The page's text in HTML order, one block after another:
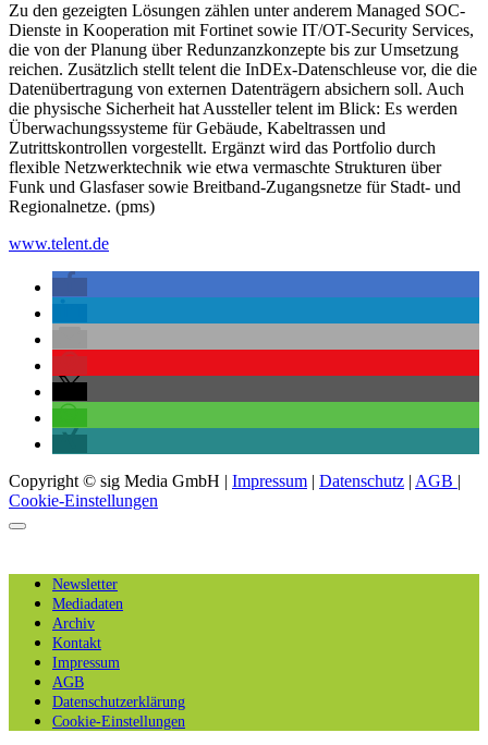
Zu den gezeigten Lösungen zählen unter anderem Managed SOC-
Dienste in Kooperation mit Fortinet sowie IT/OT-Security Services,
die von der Planung über Redunzanzkonzepte bis zur Umsetzung
reichen. Zusätzlich stellt telent die InDEx-Datenschleuse vor, die die
Datenübertragung von externen Datenträgern absichern soll. Auch
die physische Sicherheit hat Aussteller telent im Blick: Es werden
Überwachungssysteme für Gebäude, Kabeltrassen und
Zutrittskontrollen vorgestellt. Ergänzt wird das Portfolio durch
flexible Netzwerktechnik wie etwa vermaschte Strukturen über
Funk und Glasfaser sowie Breitband-Zugangsnetze für Stadt- und
Regionalnetze. (pms)
www.telent.de
Copyright © sig Media GmbH | Impressum | Datenschutz | AGB |
Cookie-Einstellungen
Newsletter
Mediadaten
Archiv
Kontakt
Impressum
AGB
Datenschutzerklärung
Cookie-Einstellungen